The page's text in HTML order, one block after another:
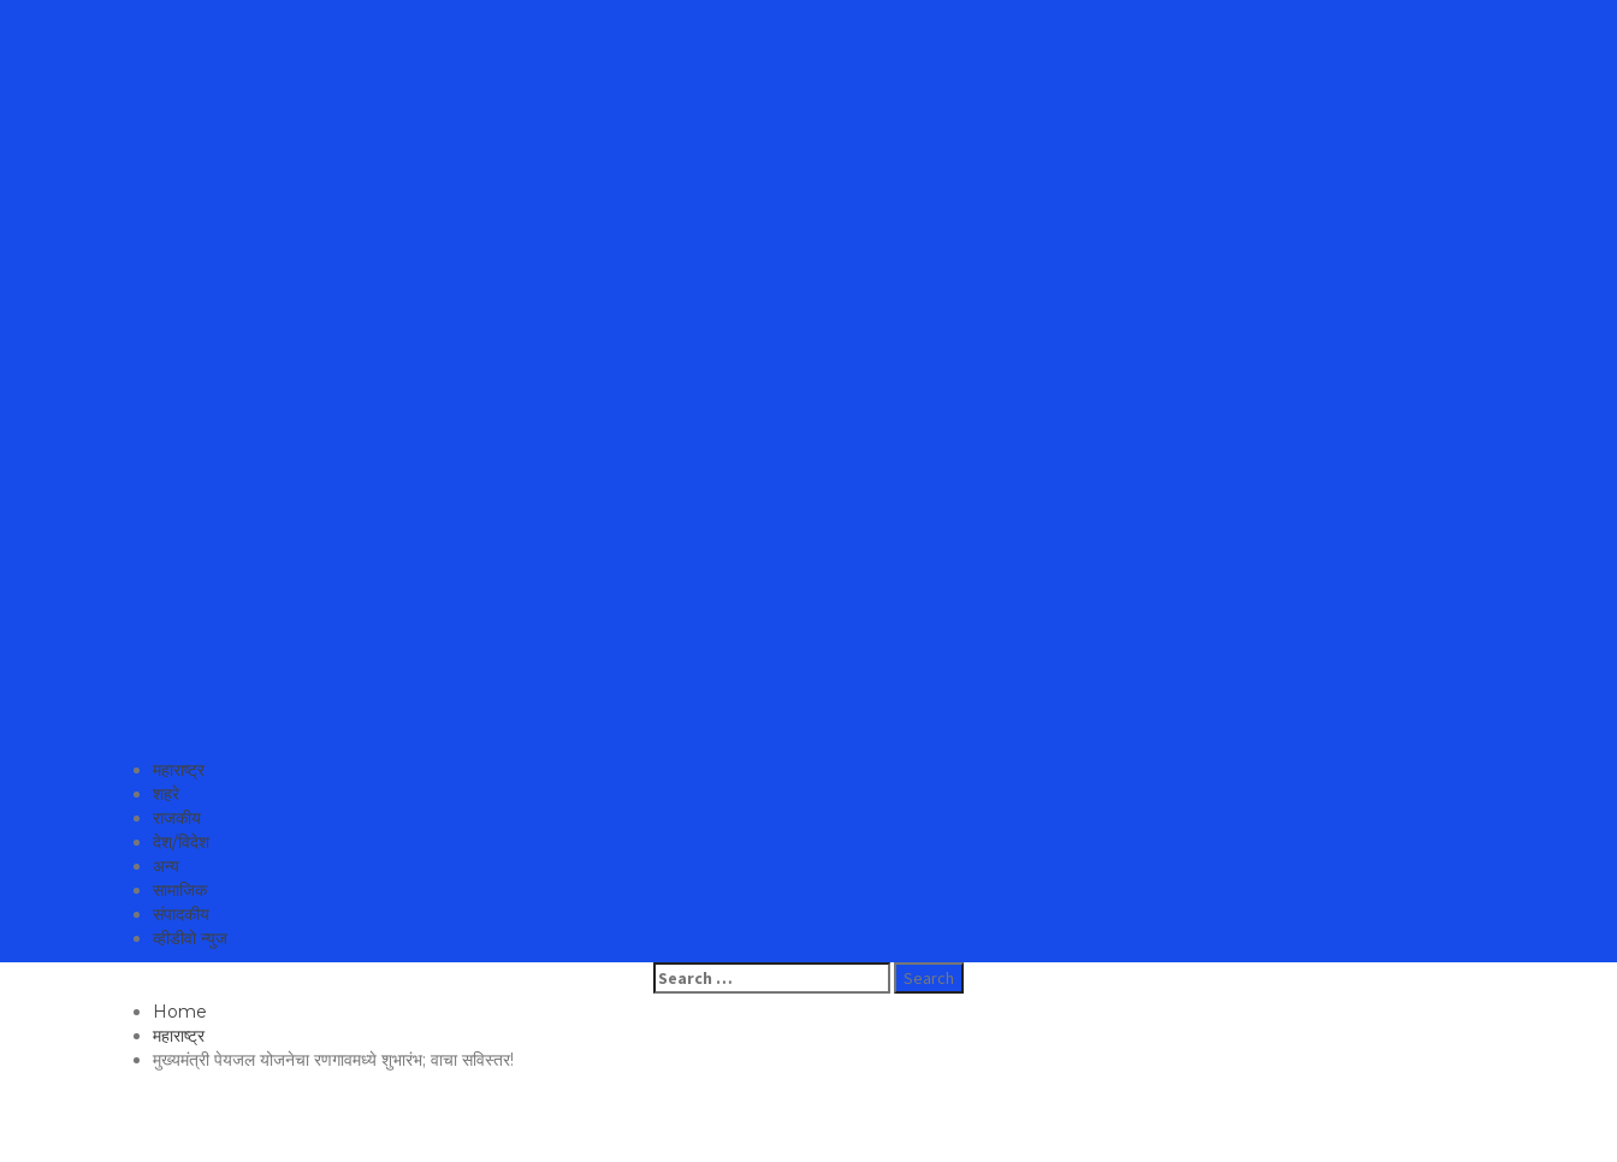
MahaMetroNews Best News Website in Pune
महाराष्ट्र
शहरे
राजकीय
देश/विदेश
अन्य
सामाजिक
संपादकीय
व्हीडीवो न्युज
Search
for:
Home
महाराष्ट्र
मुख्यमंत्री पेयजल योजनेचा रणगावमध्ये शुभारंभ; वाचा सविस्तर!